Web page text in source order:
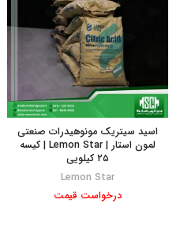
اسید سیتریک مونو‌هیدرات صنعتی
لمون استار | Lemon Star | کیسه
۲۵ کیلویی
Lemon Star
درخواست قیمت